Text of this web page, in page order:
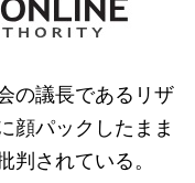
の議長であるリザ
顔パックしたまま
判されている。